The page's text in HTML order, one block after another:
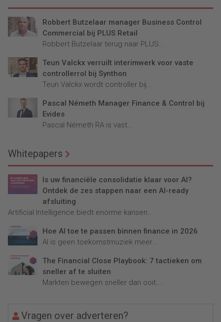
Robbert Butzelaar manager Business Control
Commercial bij PLUS Retail
Robbert Butzelaar terug naar PLUS...
Teun Valckx verruilt interimwerk voor vaste
controllerrol bij Synthon
Teun Valckx wordt controller bij...
Pascal Németh Manager Finance & Control bij
Evides
Pascal Németh RA is vast...
Whitepapers
Is uw financiële consolidatie klaar voor AI?
Ontdek de zes stappen naar een AI-ready
afsluiting
Artificial Intelligence biedt enorme kansen...
Hoe AI toe te passen binnen finance in 2026
AI is geen toekomstmuziek meer...
The Financial Close Playbook: 7 tactieken om
sneller af te sluiten
Markten bewegen sneller dan ooit....
Vragen over adverteren?